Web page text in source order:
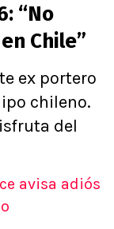
“No
Chile”
ex portero
chileno.
del
avisa adiós